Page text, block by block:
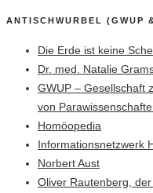
ANTISCHWURBEL (GWUP
Die Erde ist keine
Dr. med. Natalie
GWUP – Gesellschaft
von
Homöopedia
Informationsnetzwerk
Norbert Aust
Oliver Rautenberg,